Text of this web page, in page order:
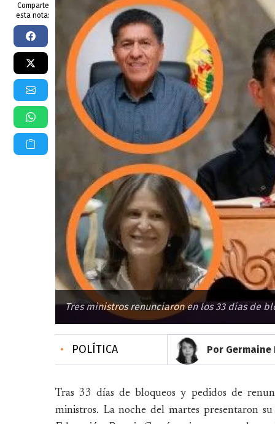
Comparte
esta nota:
Tres ministros renunciaron en los 33 días de
• POLÍTICA Por
Tras 33 días de bloqueos y pedidos de
ministros. La noche del martes presentaron